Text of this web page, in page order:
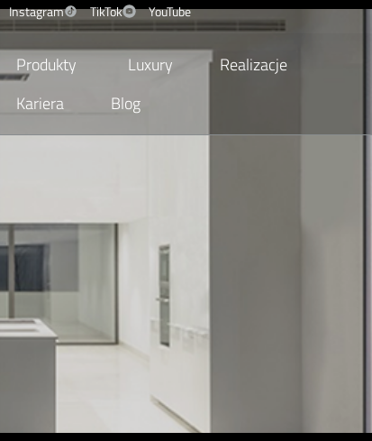
Instagram TikTok YouTube
Produkty Luxury
Realizacje
Kariera
Blog